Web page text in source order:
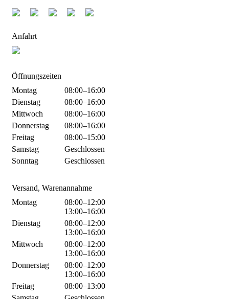
Anfahrt
Öffnungszeiten
Montag
08:00–16:00
Dienstag
08:00–16:00
Mittwoch
08:00–16:00
Donnerstag
08:00–16:00
Freitag
08:00–15:00
Samstag
Geschlossen
Sonntag
Geschlossen
Versand, Warenannahme
Montag
08:00–12:00
13:00–16:00
Dienstag
08:00–12:00
13:00–16:00
Mittwoch
08:00–12:00
13:00–16:00
Donnerstag
08:00–12:00
13:00–16:00
Freitag
08:00–13:00